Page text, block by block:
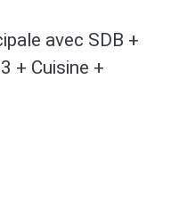
avec SDB +
+ Cuisine +